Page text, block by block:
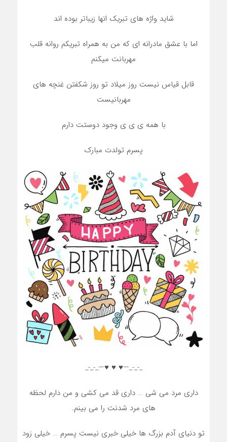
شاید واژه های تبریک انها زیباتر بوده اند
اما با عشق مادرانه ای که من به همراه تبریکم روانه قلب
مهربانت میکنم
قابل قیاس نیست روز میلاد تو روز شکفتن غنچه های
مهربانیست
با همه ی ی ی وجود دوستت دارم
پسرم تولدت مبارک
_-_-_—♥️ ♥️ ♥️—_-_-_
داری مرد می شی … داری قد می کشی و من دارم لحظه
های مرد شدنت را می بینم.
تو دنیای آدم بزرگ ها خیلی خبری نیست پسرم … خیلی زود